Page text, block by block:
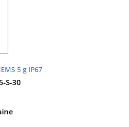
5 g IP67
S-30